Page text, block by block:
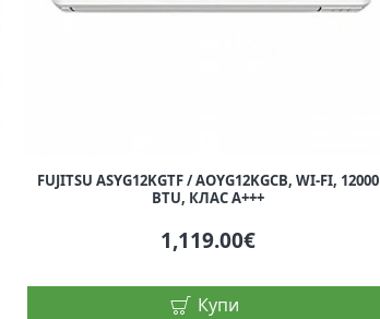
FUJITSU ASYG12KGTF / AOYG12KGCB, WI-FI, 12000
BTU, КЛАС A+++
1,119.00€
Купи